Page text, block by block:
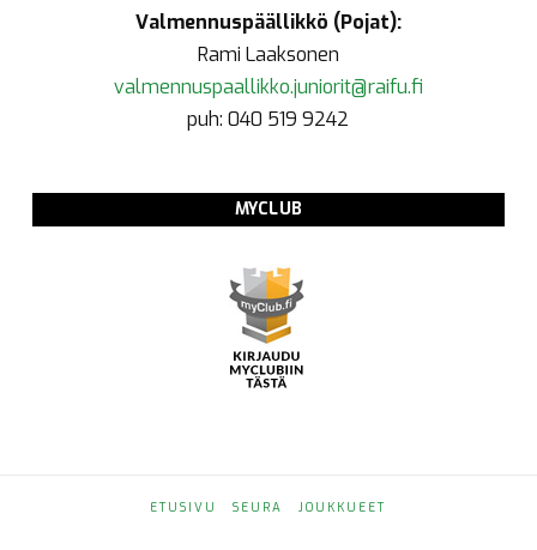
Valmennuspäällikkö (Pojat):
Rami Laaksonen
valmennuspaallikko.juniorit@raifu.fi
puh: 040 519 9242
MYCLUB
ETUSIVU SEURA JOUKKUEET